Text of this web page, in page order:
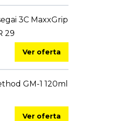
3C MaxxGrip
29
Ver oferta
GM-1 120ml
Ver oferta